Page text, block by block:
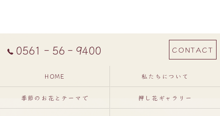
0561‐56‐9400 CONTACT
HOME 私たちについて
季節のお花とテーマで 押し花ギャラリー